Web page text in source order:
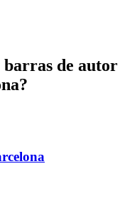
barras de autor